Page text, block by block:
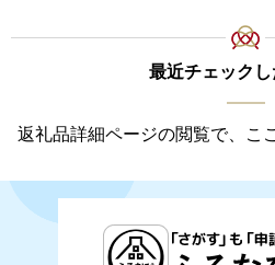
最近チェック
返礼品詳細ページの閲覧で、こ